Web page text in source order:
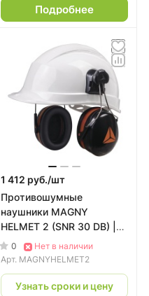
Подробнее
1 412 руб./шт
Противошумные
наушники MAGNY
HELMET 2 (SNR 30 DB) |
Delta Plus
0
Нет в наличии
Арт. MAGNYHELMET2
Узнать сроки и цену